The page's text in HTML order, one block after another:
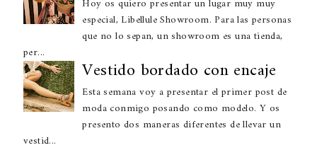
Hoy os quiero presentar un lugar muy muy
especial, Libellule Showroom. Para las personas
que no lo sepan, un showroom es una tienda,
per...
Vestido bordado con encaje
Esta semana voy a presentar el primer post de
moda conmigo posando como modelo. Y os
presento dos maneras diferentes de llevar un
vestid...